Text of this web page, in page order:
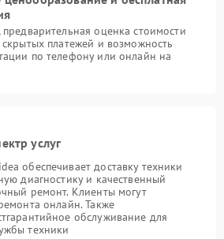
оценка стоимости
скрытых платежей и возможность
по телефону или онлайн на
услуг
обеспечивает доставку техники
диагностику и качественный
ремонт. Клиенты могут
онлайн. Также
обслуживание для
техники